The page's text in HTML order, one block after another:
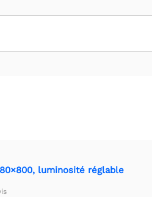
luminosité réglable